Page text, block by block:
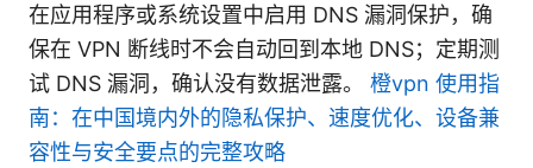
在应用程序或系统设置中启用 DNS 漏洞保护，确
保在 VPN 断线时不会自动回到本地 DNS；定期测
试 DNS 漏洞，确认没有数据泄露。 橙vpn 使用指
南：在中国境内外的隐私保护、速度优化、设备兼
容性与安全要点的完整攻略